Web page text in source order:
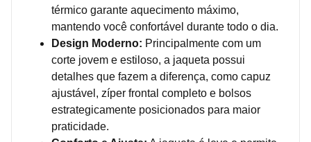
térmico garante aquecimento máximo,
mantendo você confortável durante todo o dia.
Design Moderno: Principalmente com um
corte jovem e estiloso, a jaqueta possui
detalhes que fazem a diferença, como capuz
ajustável, zíper frontal completo e bolsos
estrategicamente posicionados para maior
praticidade.